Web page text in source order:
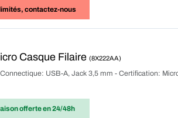
, contactez-nous
Casque Filaire (8X222AA)
USB-A, Jack 3,5 mm - Certification:
offerteen 24/48h